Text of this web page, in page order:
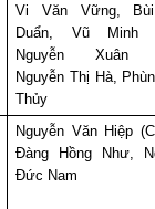
Vi Văn Vững,
Duẩn, Vũ Minh
Nguyễn Xuân
Nguyễn Thị Hà,
Thủy
Nguyễn Văn Hiệp
Đàng Hồng Như,
Đức Nam